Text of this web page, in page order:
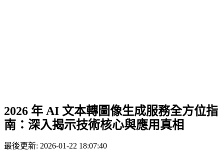
2026 年 AI 文本轉圖像生成服務全方位指
南：深入揭示技術核心與應用真相
最後更新: 2026-01-22 18:07:40